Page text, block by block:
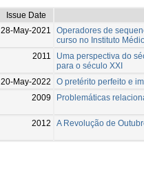
Issue Date
28-May-2021
Operadores de
curso no Instituto
2011
Uma perspectiva do
para o século XXI
20-May-2022
O pretérito perfeito e
2009
Problemáticas
2012 A Revolução de